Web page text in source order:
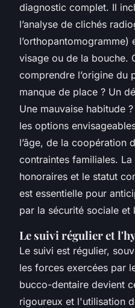
diagnostic complet. Il
l’analyse de clichés
visage ou de la bouche.
comprendre l’origine du
manque de place ? Un
Une mauvaise habitude
les options
l’âge, de la coopération
contraintes familiales.
honoraires et le statut
est essentielle pour
par la sécurité sociale et
Le suivi régulier et
Le suivi est régulier,
les forces exercées par
bucco-dentaire devient
rigoureux et l'utilisation